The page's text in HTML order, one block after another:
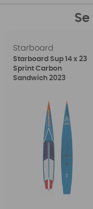
Starboard
Starboard Sup 14 x 23
Sprint Carbon
Sandwich 2023